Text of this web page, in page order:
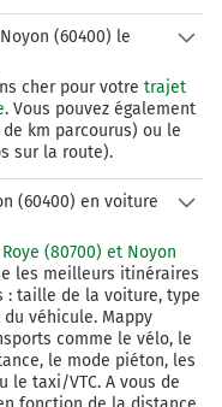
(60400) le
cher pour votre trajet
. Vous pouvez également
km parcourus) ou le
sur la route).
(60400) en voiture
(80700) et Noyon
les meilleurs itinéraires
: taille de la voiture, type
véhicule. Mappy
comme le vélo, le
le mode piéton, les
taxi/VTC. A vous de